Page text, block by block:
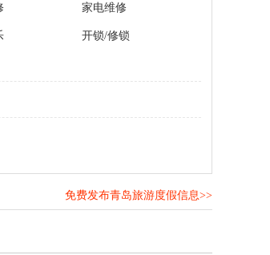
家电维修
开锁/修锁
免费发布青岛旅游度假信息>>